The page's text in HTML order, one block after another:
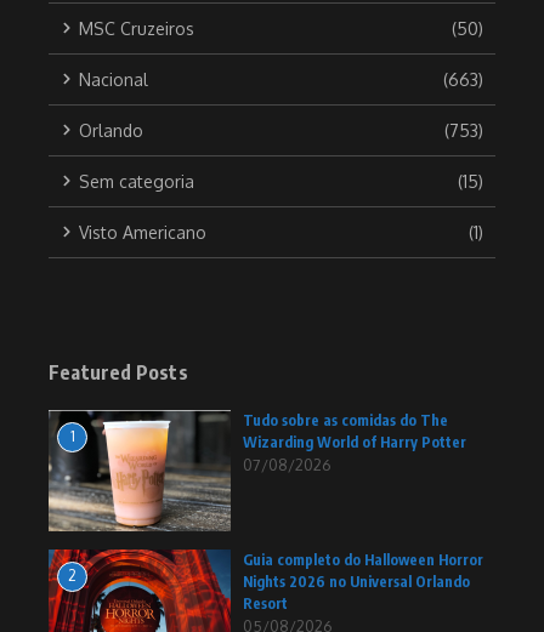
MSC Cruzeiros (50)
Nacional (663)
Orlando (753)
Sem categoria (15)
Visto Americano (1)
Featured Posts
1
Tudo sobre as comidas do The
Wizarding World of Harry Potter
07/08/2026
2
Guia completo do Halloween Horror
Nights 2026 no Universal Orlando
Resort
05/08/2026